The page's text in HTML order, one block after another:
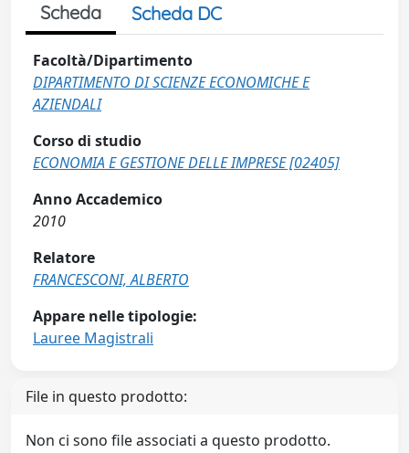
Scheda Scheda DC
Facoltà/Dipartimento
DIPARTIMENTO DI SCIENZE ECONOMICHE E
AZIENDALI
Corso di studio
ECONOMIA E GESTIONE DELLE IMPRESE [02405]
Anno Accademico
2010
Relatore
FRANCESCONI, ALBERTO
Appare nelle tipologie:
Lauree Magistrali
File in questo prodotto:
Non ci sono file associati a questo prodotto.